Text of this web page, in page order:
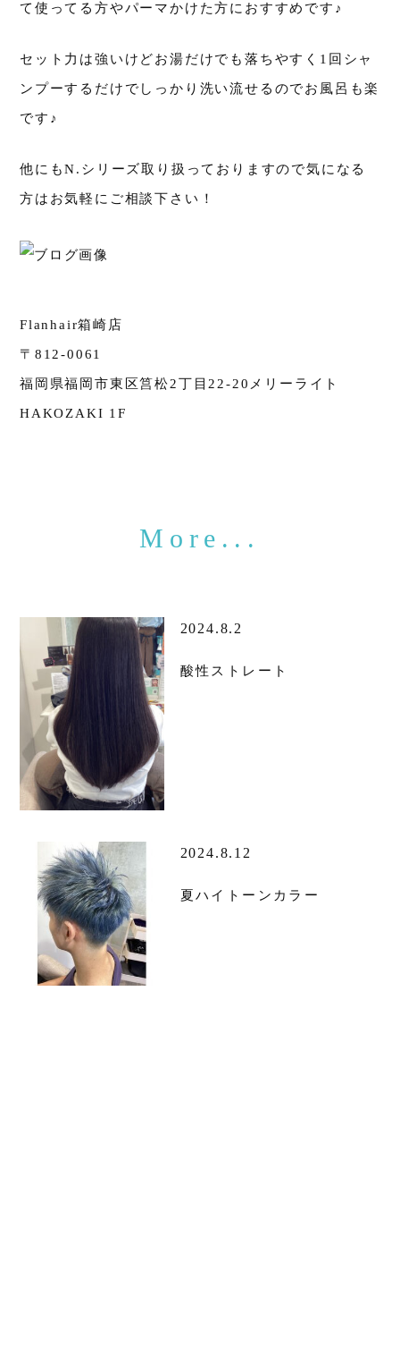
て使ってる方やパーマかけた方におすすめです♪
セット力は強いけどお湯だけでも落ちやすく1回シャ
ンプーするだけでしっかり洗い流せるのでお風呂も楽
です♪
他にもN.シリーズ取り扱っておりますので気になる
方はお気軽にご相談下さい！
Flanhair箱崎店
〒812-0061
福岡県福岡市東区筥松2丁目22-20メリーライト
HAKOZAKI 1F
2024.8.2
酸性ストレート
2024.8.12
夏ハイトーンカラー